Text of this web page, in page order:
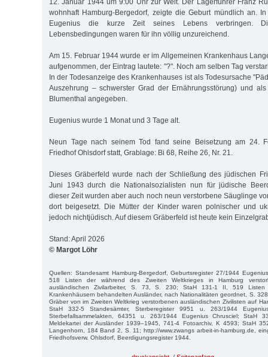
wohnhaft Hamburg-Bergedorf, zeigte die Geburt mündlich an.
Eugenius die kurze Zeit seines Lebens verbringen.
Lebensbedingungen waren für ihn völlig unzureichend.
Am 15. Februar 1944 wurde er im Allgemeinen Krankenhaus
aufgenommen, der Eintrag lautete: "?". Noch am selben Tag
In der Todesanzeige des Krankenhauses ist als Todesursache
Auszehrung – schwerster Grad der Ernährungsstörung) und als
Blumenthal angegeben.
Eugenius wurde 1 Monat und 3 Tage alt.
Neun Tage nach seinem Tod fand seine Beisetzung am 24.
Friedhof Ohlsdorf statt, Grablage: Bi 68, Reihe 26, Nr. 21.
Dieses Gräberfeld wurde nach der Schließung des jüdischen
Juni 1943 durch die Nationalsozialisten nun für jüdische
dieser Zeit wurden aber auch noch neun verstorbene Säuglinge
dort beigesetzt. Die Mütter der Kinder waren polnischer und
jedoch nichtjüdisch. Auf diesem Gräberfeld ist heute kein
Stand: April 2026
© Margot Löhr
Quellen: Standesamt Hamburg-Bergedorf, Geburtsregister 27/1944
518 Listen der während des Zweiten Weltkrieges in Hamburg
ausländischen Zivilarbeiter, S. 73, S. 230; StaH 131-1 II, 519
Krankenhäusern behandelten Ausländer, nach Nationalitäten geordnet, S.
Gräber von im Zweiten Weltkrieg verstorbenen ausländischen Zivilisten auf
StaH 332-5 Standesämter, Sterberegister 9951 u. 263/1944
Sterbefallsammelakten, 64351 u. 263/1944 Eugenius Chrusciel; StaH
Meldekartei der Ausländer 1939–1945, 741-4 Fotoarchiv, K 4593; StaH
Langenhorn, 184 Band 2, S. 11; http://www.zwangs arbeit-in-hamburg.de,
Friedhofsverw. Ohlsdorf, Beerdigungsregister 1944.